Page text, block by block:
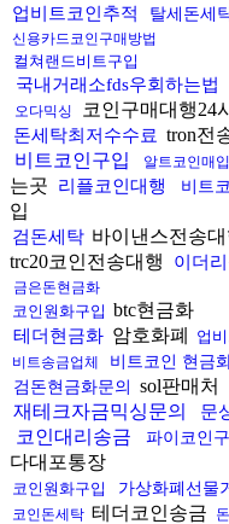
업비트코인추적 탈세돈세
신용카드코인구매방법
컬쳐랜드비트구입
국내거래소fds우회하는법
오다믹싱 코인구매대행24시
돈세탁최저수수료 tron전
비트코인구입 알트코인매입
는곳
리플코인대행 비트
입
검돈세탁 바이낸스전송대
trc20코인전송대행
이더
금은돈현금화
코인원화구입 btc현금화
테더현금화 암호화폐 업
비트송금업체 비트코인 현금
검돈현금화문의 sol판매처
재테크자금믹싱문의
문
코인대리송금
파이코인
다대포통장
코인원화구입 가상화폐선물
코인돈세탁 테더코인송금